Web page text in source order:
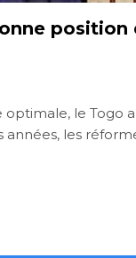
position
le Togo
années, les